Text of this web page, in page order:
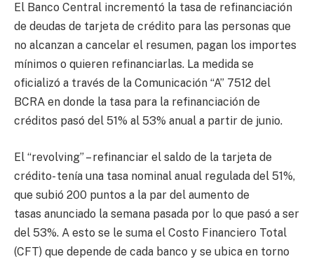
El Banco Central incrementó la tasa de refinanciación
de deudas de tarjeta de crédito para las personas que
no alcanzan a cancelar el resumen, pagan los importes
mínimos o quieren refinanciarlas. La medida se
oficializó a través de la Comunicación “A” 7512 del
BCRA en donde la tasa para la refinanciación de
créditos pasó del 51% al 53% anual a partir de junio.
El “revolving” – refinanciar el saldo de la tarjeta de
crédito- tenía una tasa nominal anual regulada del 51%,
que subió 200 puntos a la par del aumento de
tasas anunciado la semana pasada por lo que pasó a ser
del 53%. A esto se le suma el Costo Financiero Total
(CFT) que depende de cada banco y se ubica en torno